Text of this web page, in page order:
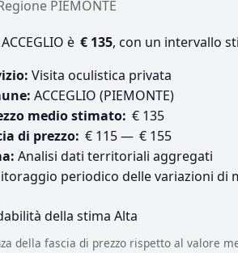
PIEMONTE
è € 135, con un intervallo
Visita oculistica privata
ACCEGLIO (PIEMONTE)
medio stimato: € 135
di prezzo: € 115 — € 155
Analisi dati territoriali aggregati
periodico delle variazioni di
della stima Alta
della fascia di prezzo rispetto al valore